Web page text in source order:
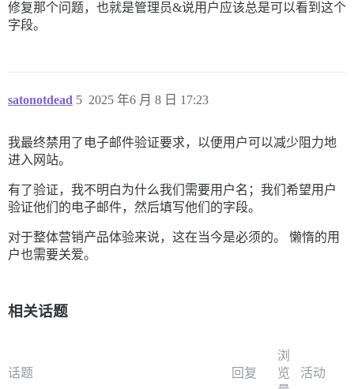
修复那个问题，也就是管理员&说用户应该总是可以看到这个
字段。
satonotdead 2025 年6 月 8 日 17:23
5
我最终禁用了电子邮件验证要求，以便用户可以减少阻力地
进入网站。
有了验证，我不明白为什么我们需要用户名；我们希望用户
验证他们的电子邮件，然后填写他们的字段。
对于整体营销产品体验来说，这在当今是必须的。 懒惰的用
户也需要关爱。
相关话题
话题 回复
浏
览
活动